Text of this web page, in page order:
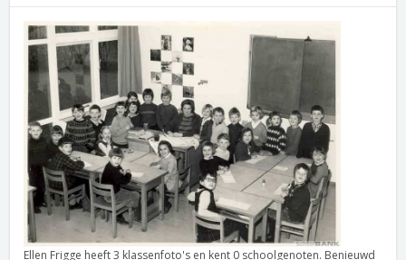
Ellen Frigge heeft 3 klassenfoto's en kent 0 schoolgenoten. Benieuwd